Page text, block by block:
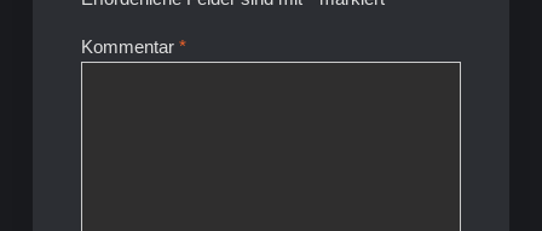
Kommentar *